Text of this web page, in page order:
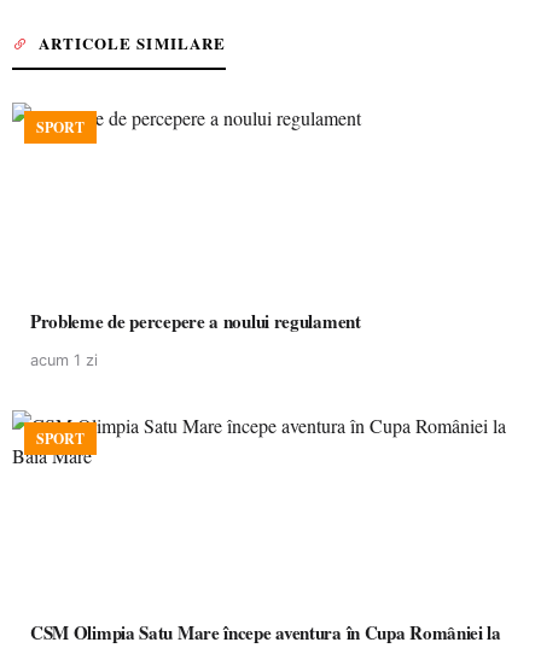
ARTICOLE SIMILARE
SPORT
Probleme de percepere a noului regulament
acum 1 zi
SPORT
CSM Olimpia Satu Mare începe aventura în Cupa României la